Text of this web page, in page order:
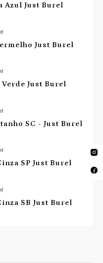
Azul Just Burel
Just Burel
Just Burel
SC - Just Burel
SP Just Burel
SB Just Burel